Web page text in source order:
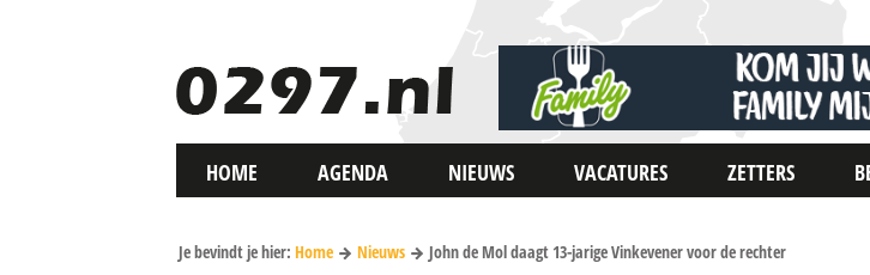
HOME AGENDA NIEUWS VACATURES ZETTERS
Je bevindt je hier: Home Nieuws John de Mol daagt 13-jarige Vinkevener voor de rechter